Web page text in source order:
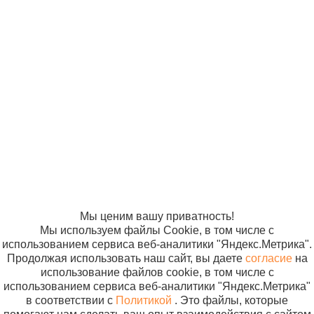
Мы ценим вашу приватность!
Мы используем файлы Cookie, в том числе с
использованием сервиса веб-аналитики "Яндекс.Метрика".
Продолжая использовать наш сайт, вы даете согласиена
использование файлов cookie, в том числе с
использованием сервиса веб-аналитики "Яндекс.Метрика"
в соответствии с Политикой . Это файлы, которые